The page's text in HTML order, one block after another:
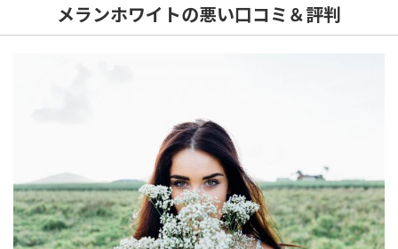
メランホワイトの悪い口コミ＆評判